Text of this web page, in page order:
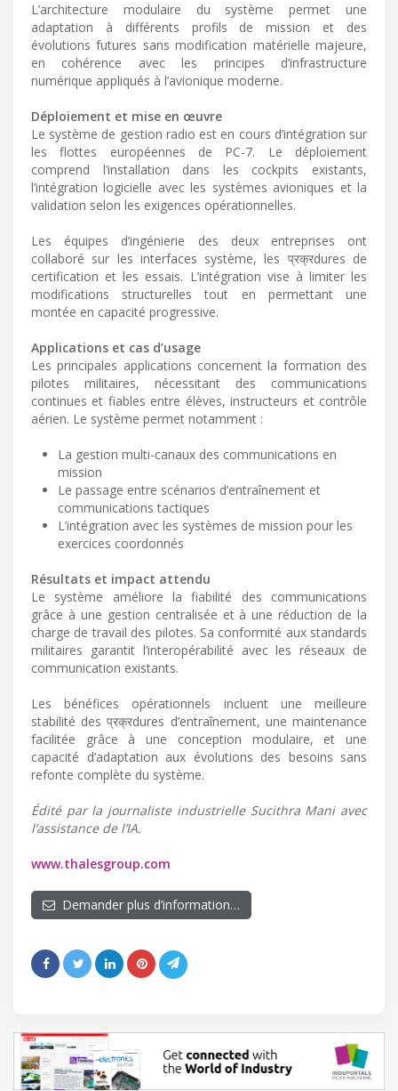
L’architecture modulaire du système permet une
adaptation à différents profils de mission et des
évolutions futures sans modification matérielle majeure,
en cohérence avec les principes d’infrastructure
numérique appliqués à l’avionique moderne.
Déploiement et mise en œuvre
Le système de gestion radio est en cours d’intégration sur
les flottes européennes de PC-7. Le déploiement
comprend l’installation dans les cockpits existants,
l’intégration logicielle avec les systèmes avioniques et la
validation selon les exigences opérationnelles.
Les équipes d’ingénierie des deux entreprises ont
collaboré sur les interfaces système, les प्रक्रdures de
certification et les essais. L’intégration vise à limiter les
modifications structurelles tout en permettant une
montée en capacité progressive.
Applications et cas d’usage
Les principales applications concernent la formation des
pilotes militaires, nécessitant des communications
continues et fiables entre élèves, instructeurs et contrôle
aérien. Le système permet notamment :
La gestion multi-canaux des communications en
mission
Le passage entre scénarios d’entraînement et
communications tactiques
L’intégration avec les systèmes de mission pour les
exercices coordonnés
Résultats et impact attendu
Le système améliore la fiabilité des communications
grâce à une gestion centralisée et à une réduction de la
charge de travail des pilotes. Sa conformité aux standards
militaires garantit l’interopérabilité avec les réseaux de
communication existants.
Les bénéfices opérationnels incluent une meilleure
stabilité des प्रक्रdures d’entraînement, une maintenance
facilitée grâce à une conception modulaire, et une
capacité d’adaptation aux évolutions des besoins sans
refonte complète du système.
Édité par la journaliste industrielle Sucithra Mani avec
l’assistance de l’IA.
www.thalesgroup.com
Demander plus d’information…